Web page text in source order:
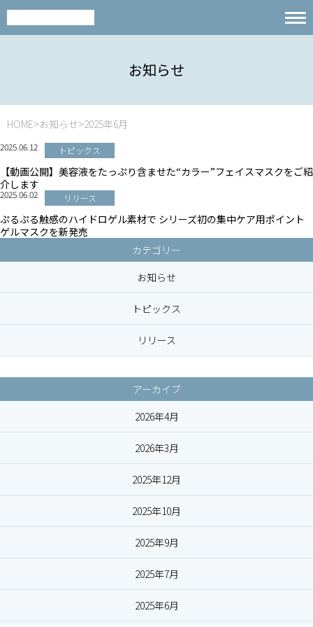
お知らせ
HOME お知らせ 2025年6月
2025.06.12 トピックス
【動画公開】美容液をたっぷり含ませた“カラー”フェイスマスクをご紹
介します
2025.06.02 リリース
ぷるぷる触感のハイドロゲル素材で シリーズ初の集中ケア用ポイント
ゲルマスクを新発売
カテゴリー
お知らせ
トピックス
リリース
アーカイブ
2026年4月
2026年3月
2025年12月
2025年10月
2025年9月
2025年7月
2025年6月